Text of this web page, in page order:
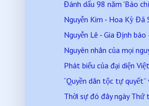
Đánh dấu 98 năm 'Báo
Nguyễn Kim - Hoa Kỳ Đã
Nguyễn Lê - Gia Định
Nguyên nhân của mọi
Phát biểu của đại diện
“Quyền dân tộc tự
Thời sự đó đây ngày